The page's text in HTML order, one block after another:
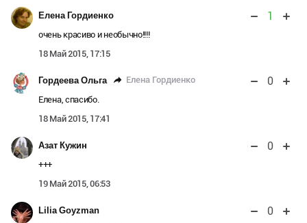
Елена Гордиенко 1
очень красиво и необычно!!!!
18 Май 2015, 17:15
Гордеева Ольга Елена Гордиенко 0
Елена, спасибо.
18 Май 2015, 17:41
Азат Кужин 0
+++
19 Май 2015, 06:53
Lilia Goyzman 0